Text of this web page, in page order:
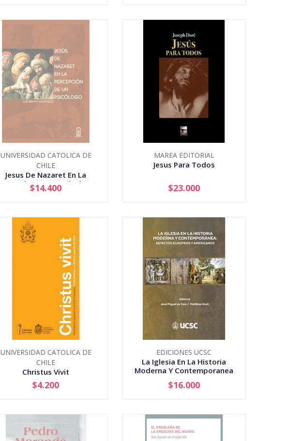
UNIVERSIDAD CATOLICA DE
CHILE
Jesus De Nazaret En La
Percepcion De Un Psicologo
AGOTADO
$14.400
MAREA EDITORIAL
Jesus Para Todos
+
$23.000
UNIVERSIDAD CATOLICA DE
CHILE
Christus Vivit
+
$4.200
EDICIONES UCSC
La Iglesia En La Historia
Moderna Y Contemporanea
+
$16.000